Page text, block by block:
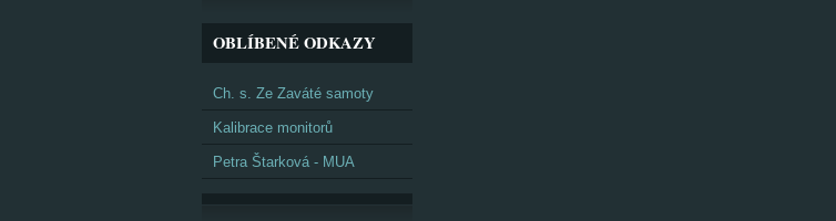
OBLÍBENÉ ODKAZY
Ch. s. Ze Zaváté samoty
Kalibrace monitorů
Petra Štarková - MUA